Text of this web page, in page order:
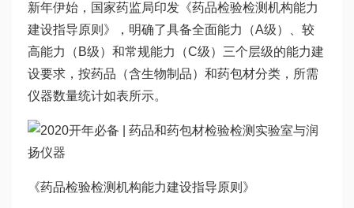
新年伊始，国家药监局印发《药品检验检测机构能力
建设指导原则》，明确了具备全面能力（A级）、较
高能力（B级）和常规能力（C级）三个层级的能力建
设要求，按药品（含生物制品）和药包材分类，所需
仪器数量统计如表所示。
《药品检验检测机构能力建设指导原则》